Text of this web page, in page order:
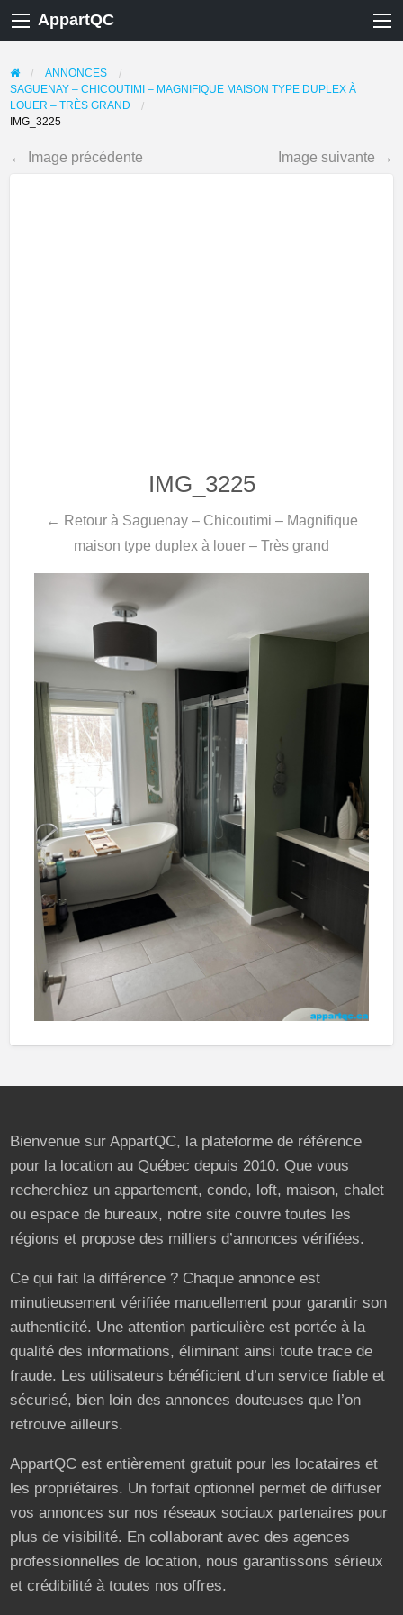
AppartQC
ANNONCES
SAGUENAY – CHICOUTIMI – MAGNIFIQUE MAISON TYPE DUPLEX À
LOUER – TRÈS GRAND
IMG_3225
← Image précédente Image suivante →
IMG_3225
← Retour à Saguenay – Chicoutimi – Magnifique
maison type duplex à louer – Très grand
Bienvenue sur AppartQC, la plateforme de référence
pour la location au Québec depuis 2010. Que vous
recherchiez un appartement, condo, loft, maison, chalet
ou espace de bureaux, notre site couvre toutes les
régions et propose des milliers d’annonces vérifiées.
Ce qui fait la différence ? Chaque annonce est
minutieusement vérifiée manuellement pour garantir son
authenticité. Une attention particulière est portée à la
qualité des informations, éliminant ainsi toute trace de
fraude. Les utilisateurs bénéficient d’un service fiable et
sécurisé, bien loin des annonces douteuses que l’on
retrouve ailleurs.
AppartQC est entièrement gratuit pour les locataires et
les propriétaires. Un forfait optionnel permet de diffuser
vos annonces sur nos réseaux sociaux partenaires pour
plus de visibilité. En collaborant avec des agences
professionnelles de location, nous garantissons sérieux
et crédibilité à toutes nos offres.